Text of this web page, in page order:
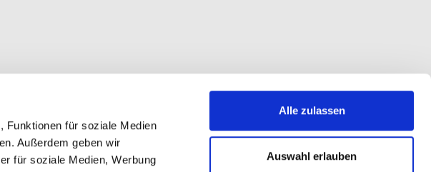
Funktionen für soziale Medien
Außerdem geben wir
für soziale Medien, Werbung
Alle zulassen
Auswahl erlauben